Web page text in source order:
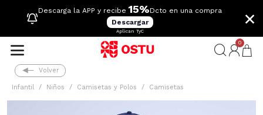
Descarga la APP y recibe 15%Dcto en una compra
Descargar
Aplican TyC
×
0
Volver
Infantil Niños Camisetas y Polos Camisetas